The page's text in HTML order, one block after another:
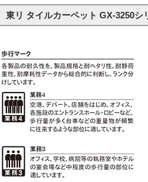
東リ タイルカーペット GX-3250シ